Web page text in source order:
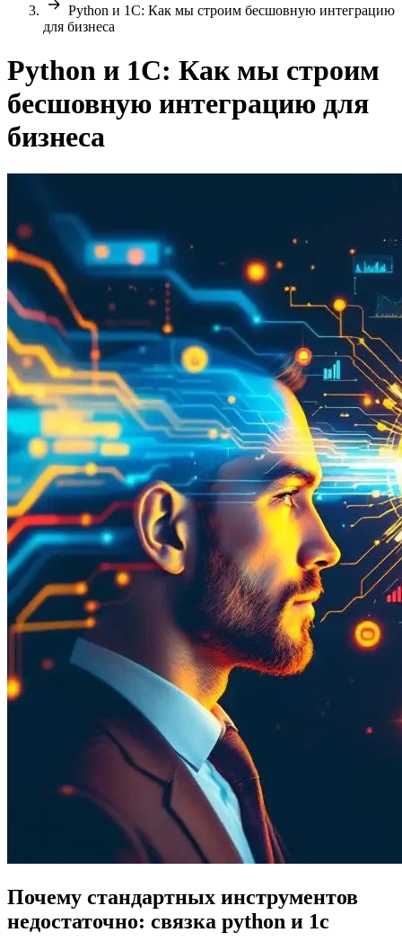
Python и 1С: Как мы строим бесшовную интеграцию
для бизнеса
Python и 1С: Как мы строим
бесшовную интеграцию для
бизнеса
Почему стандартных инструментов
недостаточно: связка python и 1с